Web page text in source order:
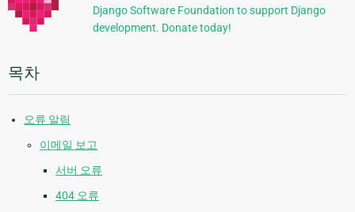
보
Django Software Foundation to support Django
development. Donate today!
목차
오류 알림
이메일 보고
서버 오류
404 오류